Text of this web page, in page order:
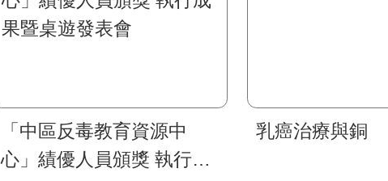
「中區反毒教育資源中
心」績優人員頒獎 執行成
乳癌治療與銅